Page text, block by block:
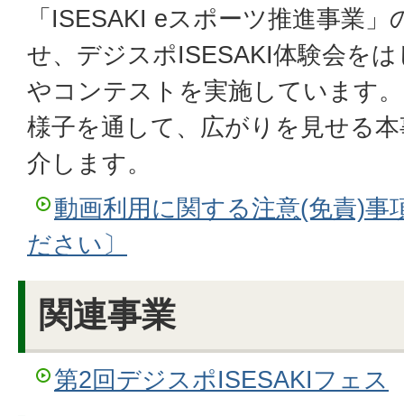
「ISESAKI eスポーツ推進事業
せ、デジスポISESAKI体験会を
やコンテストを実施しています
様子を通して、広がりを見せる
介します。
動画利用に関する注意(免責)事
ださい〕
関連事業
第2回デジスポISESAKIフェス